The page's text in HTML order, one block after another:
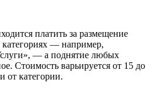
платить за размещение
— например,
— а поднятие любых
Стоимость варьируется от 15 до
от категории.